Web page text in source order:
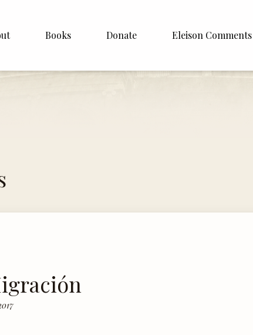
Books Donate Eleison Comments
Italiano